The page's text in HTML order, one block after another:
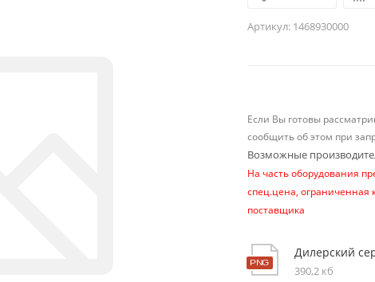
Артикул: 1468930000
Если Вы готовы
сообщить об этом при
Возможные
На часть оборудования
спец.цена, ограниченная
поставщика
Дилерский
390,2 кб